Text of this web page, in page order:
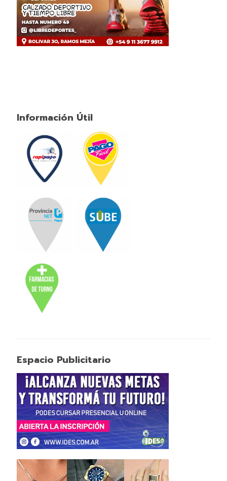
Información Útil
Espacio Publicitario